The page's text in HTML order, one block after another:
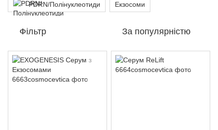
PDRN/Полінуклеотиди Екзосоми
Фільтр За популярністю